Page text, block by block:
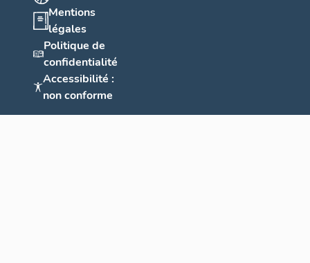
Mentions
légales
Politique de
confidentialité
Accessibilité :
non conforme